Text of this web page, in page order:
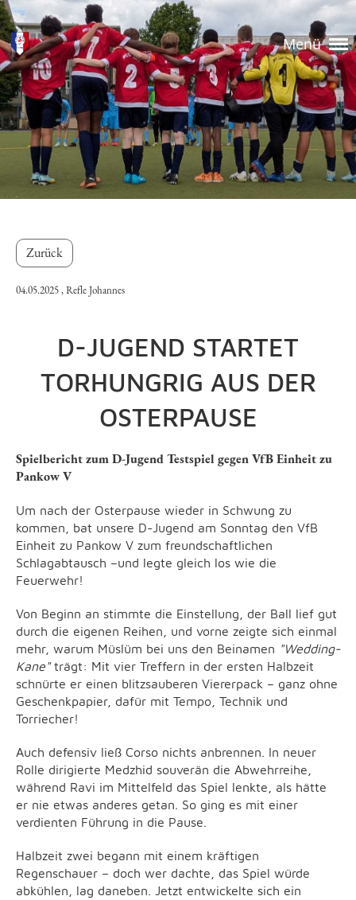
Menü
Zurück
04.05.2025, Refle Johannes
D-JUGEND STARTET
TORHUNGRIG AUS DER
OSTERPAUSE
Spielbericht zum D-Jugend Testspiel gegen VfB Einheit zu
Pankow V
Um nach der Osterpause wieder in Schwung zu
kommen, bat unsere D-Jugend am Sonntag den VfB
Einheit zu Pankow V zum freundschaftlichen
Schlagabtausch –und legte gleich los wie die
Feuerwehr!
Von Beginn an stimmte die Einstellung, der Ball lief gut
durch die eigenen Reihen, und vorne zeigte sich einmal
mehr, warum Müslüm bei uns den Beinamen "Wedding-
Kane"trägt: Mit vier Treffern in der ersten Halbzeit
schnürte er einen blitzsauberen Viererpack – ganz ohne
Geschenkpapier, dafür mit Tempo, Technik und
Torriecher!
Auch defensiv ließ Corso nichts anbrennen. In neuer
Rolle dirigierte Medzhid souverän die Abwehrreihe,
während Ravi im Mittelfeld das Spiel lenkte, als hätte
er nie etwas anderes getan. So ging es mit einer
verdienten Führung in die Pause.
Halbzeit zwei begann mit einem kräftigen
Regenschauer – doch wer dachte, das Spiel würde
abkühlen, lag daneben. Jetzt entwickelte sich ein